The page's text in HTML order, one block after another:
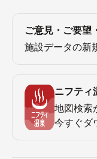
ご意見・ご要望
施設データの新
ニフティ
地図検索
今すぐダ